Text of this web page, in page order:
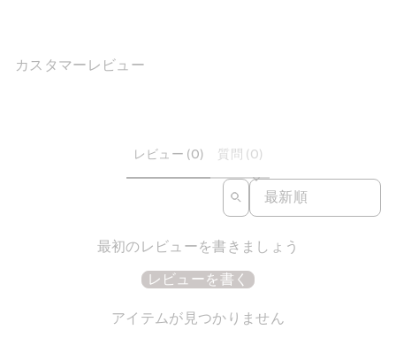
カスタマーレビュー
レビュー (0) 質問 (0)
SORT REVIEWS BY
最初のレビューを書きましょう
レビューを書く
アイテムが見つかりません